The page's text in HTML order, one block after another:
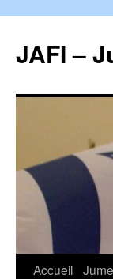
contenu
JAFI –
Accueil